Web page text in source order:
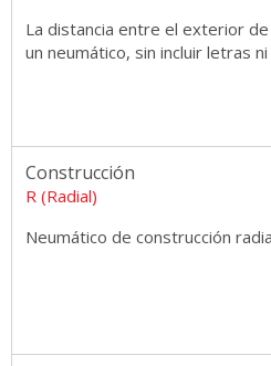
La distancia entre el exterior
un neumático, sin incluir letras
Construcción
R (Radial)
Neumático de construcción